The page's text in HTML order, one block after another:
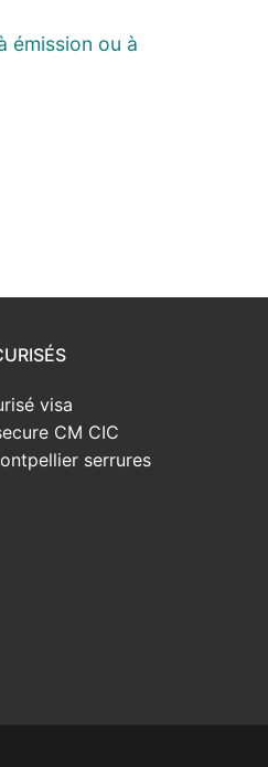
émission ou à